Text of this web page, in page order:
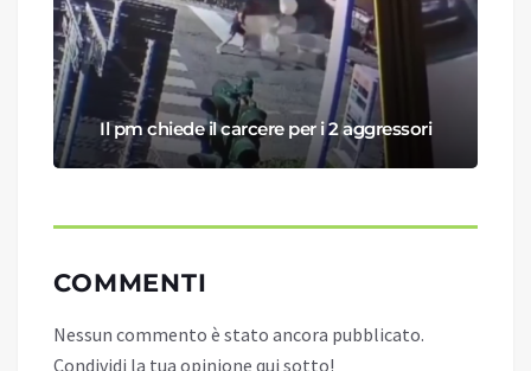
Il pm chiede il carcere per i 2 aggressori
COMMENTI
Nessun commento è stato ancora pubblicato.
Condividi la tua opinione qui sotto!